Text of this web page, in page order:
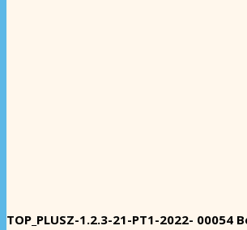
TOP_PLUSZ-1.2.3-21-PT1-2022- 00054